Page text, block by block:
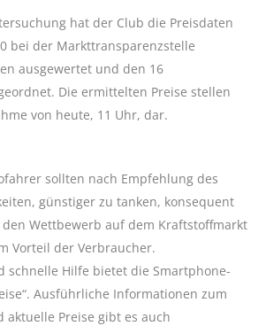
hat der Club die Preisdaten
bei der Markttransparenzstelle
ausgewertet und den 16
Die ermittelten Preise stellen
von heute, 11 Uhr, dar.
sollten nach Empfehlung des
günstiger zu tanken, konsequent
Wettbewerb auf dem Kraftstoffmarkt
Vorteil der Verbraucher.
schnelle Hilfe bietet die Smartphone-
Ausführliche Informationen zum
aktuelle Preise gibt es auch